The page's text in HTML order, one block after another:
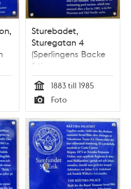
Sturebadet,
Sturegatan 4
(Sperlingens Backe
56)
Tid
1883 till 1985
Typ
Foto